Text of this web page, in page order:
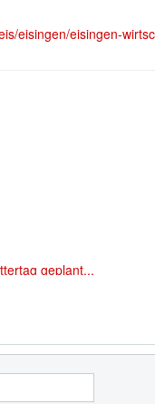
eisingen/eisingen-
zum Industriezentrum
für die ganze
geplant...